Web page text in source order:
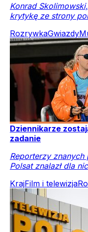
Konrad
krytykę ze strony
RozrywkaGwiazdy
Dziennikarze
zadanie
Reporterzy
Polsat znalazł dla
KrajFilm i telewizja